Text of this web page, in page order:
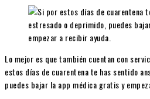
Lo mejor es que también cuentan con
estos días de cuarentena te has sentido
puedes bajar la app médica gratis y